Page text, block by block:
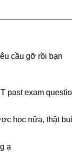
cầu gỡ rồi bạn
past exam
học nữa, thật
ạ